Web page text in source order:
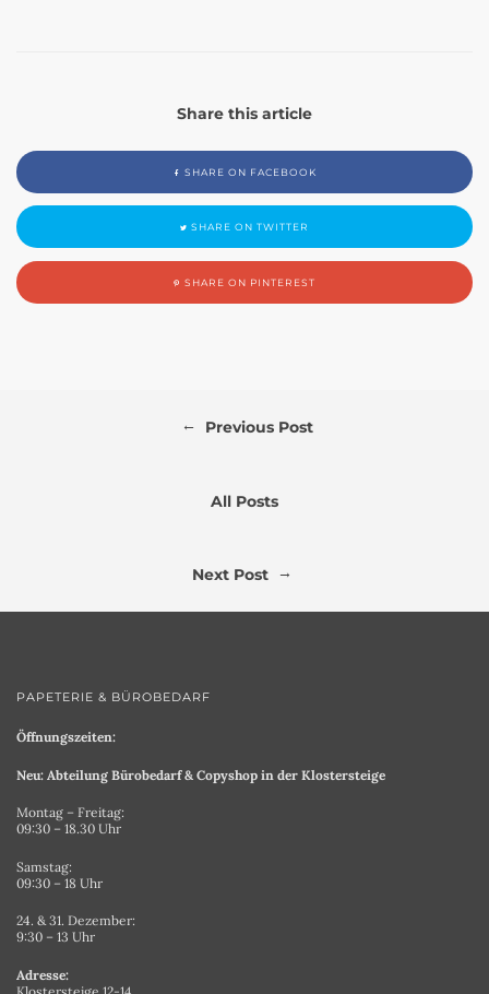
Share this article
SHARE ON FACEBOOK
SHARE ON TWITTER
SHARE ON PINTEREST
← Previous Post
All Posts
Next Post →
PAPETERIE & BÜROBEDARF
Öffnungszeiten:
Neu: Abteilung Bürobedarf & Copyshop in der Klostersteige
Montag – Freitag:
09:30 – 18.30 Uhr
Samstag:
09:30 – 18 Uhr
24. & 31. Dezember:
9:30 – 13 Uhr
Adresse: